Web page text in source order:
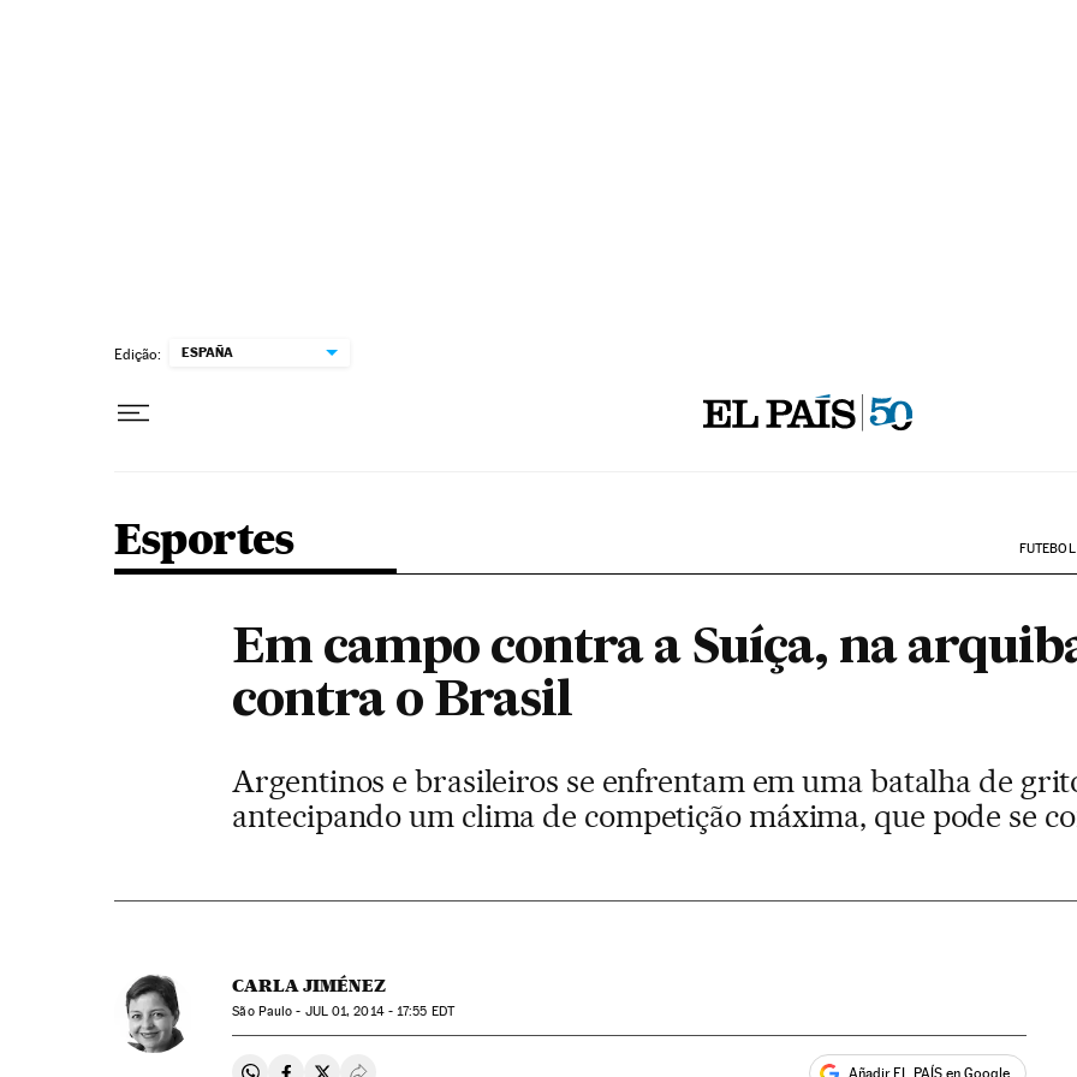
Edição: ESPAÑA
Esportes FUTEBOL
Em campo contra a Suíça, na
contra o Brasil
Argentinos e brasileiros se enfrentam em uma batalha de
antecipando um clima de competição máxima, que pode se
CARLA JIMÉNEZ
São Paulo - JUL01, 2014 - 17:55 EDT
Añadir EL PAÍS en Google